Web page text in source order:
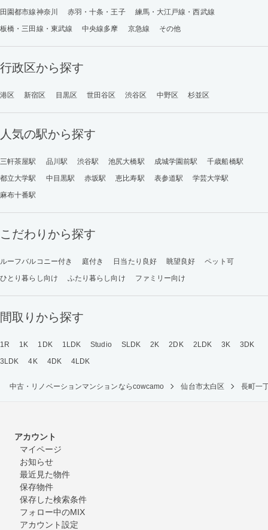
田園都市線神奈川
赤羽・十条・王子
練馬・大江戸線・西武線
板橋・三田線・東武線
中央線多摩 京急線 その他
行政区から探す
港区 新宿区 目黒区 世田谷区 渋谷区 中野区 杉並区
人気の駅から探す
三軒茶屋駅 品川駅 渋谷駅 池尻大橋駅 成城学園前駅
千歳船橋駅
都立大学駅
中目黒駅 赤坂駅 恵比寿駅 表参道駅
学芸大学駅
麻布十番駅
こだわりから探す
ルーフバルコニー付き 庭付き 日当たり良好 眺望良好
ペット可
ひとり暮らし向け
ふたり暮らし向け ファミリー向け
間取りから探す
1R 1K 1DK 1LDK Studio SLDK 2K 2DK 2LDK 3K
3DK
3LDK
4K 4DK 4LDK
中古・リノベーションマンションならcowcamo 仙台市太白区 長町一
アカウント
マイページ
お知らせ
最近見た物件
保存物件
保存した検索条件
フォロー中のMIX
アカウント設定